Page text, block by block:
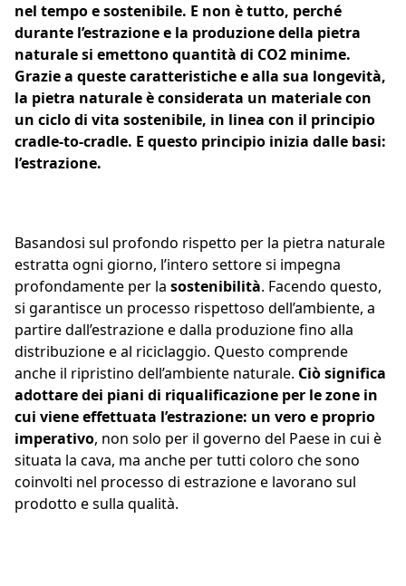
nel tempo e sostenibile. E non è tutto, perché
durante l’estrazione e la produzione della pietra
naturale si emettono quantità di CO2 minime.
Grazie a queste caratteristiche e alla sua longevità,
la pietra naturale è considerata un materiale con
un ciclo di vita sostenibile, in linea con il principio
cradle-to-cradle. E questo principio inizia dalle basi:
l’estrazione.
Basandosi sul profondo rispetto per la pietra naturale
estratta ogni giorno, l’intero settore si impegna
profondamente per la sostenibilità. Facendo questo,
si garantisce un processo rispettoso dell’ambiente, a
partire dall’estrazione e dalla produzione fino alla
distribuzione e al riciclaggio. Questo comprende
anche il ripristino dell’ambiente naturale. Ciò significa
adottare dei piani di riqualificazione per le zone in
cui viene effettuata l’estrazione: un vero e proprio
imperativo, non solo per il governo del Paese in cui è
situata la cava, ma anche per tutti coloro che sono
coinvolti nel processo di estrazione e lavorano sul
prodotto e sulla qualità.